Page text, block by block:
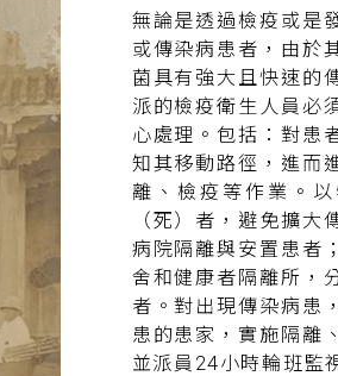
無論是透過檢疫或是
或傳染病患者，由於
菌具有強大且快速的
派的檢疫衛生人員必
心處理。包括：對患
知其移動路徑，進而
離、檢疫等作業。
（死）者，避免擴大
病院隔離與安置患者
舍和健康者隔離所，
者。對出現傳染病患
患的患家，實施隔離
並派員24小時輪班監